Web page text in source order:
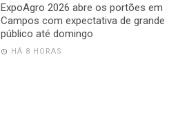
ExpoAgro 2026 abre os portões em
Campos com expectativa de grande
público até domingo
HÁ 8 HORAS